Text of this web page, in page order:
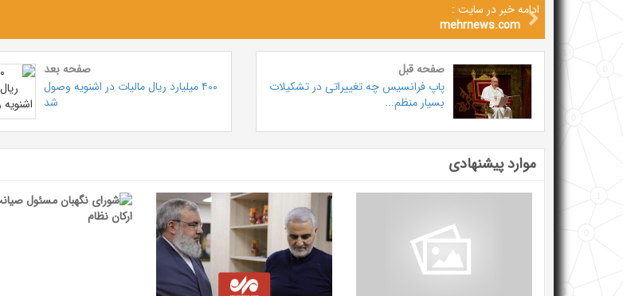
ادامه خبر در سایت :
mehrnews.com
صفحه قبل
پاپ فرانسیس چه تغییراتی در تشکیلات
بسیار منظم...
صفحه بعد
۴۰۰ میلیارد ریال مالیات در اشنویه وصول
شد
موارد پیشنهادی